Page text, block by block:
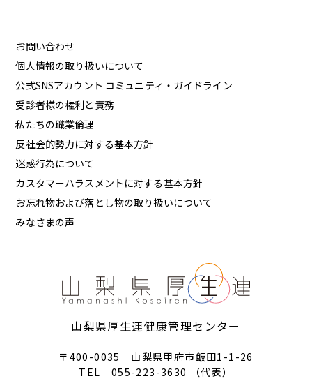
お問い合わせ
個人情報の取り扱いについて
公式SNSアカウント コミュニティ・ガイドライン
受診者様の権利と責務
私たちの職業倫理
反社会的勢力に対する基本方針
迷惑行為について
カスタマーハラスメントに対する基本方針
お忘れ物および落とし物の取り扱いについて
みなさまの声
山梨県厚生連健康管理センター
〒400-0035 山梨県甲府市飯田1-1-26
TEL 055-223-3630 （代表）